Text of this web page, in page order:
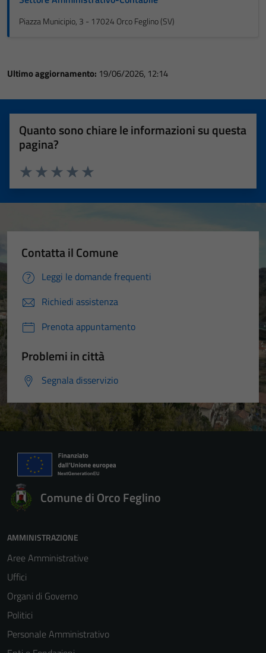
Piazza Municipio, 3 - 17024 Orco Feglino (SV)
Ultimo aggiornamento: 19/06/2026, 12:14
Quanto sono chiare le informazioni su questa
pagina?
Valuta 5 stelle su 5
Valuta 4 stelle su 5
Valuta 3 stelle su 5
Valuta 2 stelle su 5
Valuta 1 stelle su 5
Contatta il Comune
Leggi le domande frequenti
Richiedi assistenza
Prenota appuntamento
Problemi in città
Segnala disservizio
Comune di Orco Feglino
AMMINISTRAZIONE
Aree Amministrative
Uffici
Organi di Governo
Politici
Personale Amministrativo